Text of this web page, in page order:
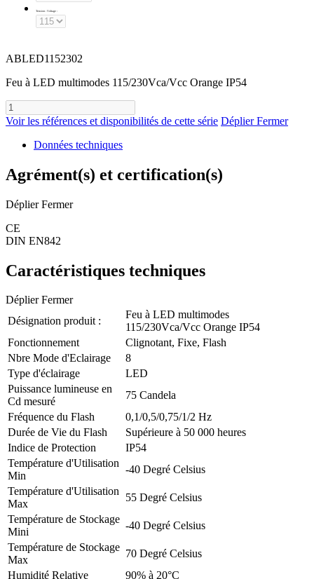
Tension - Voltage :
ABLED1152302
Feu à LED multimodes 115/230Vca/Vcc Orange IP54
Voir les références et disponibilités de cette série Déplier Fermer
Données techniques
Agrément(s) et certification(s)
Déplier Fermer
CE
DIN EN842
Caractéristiques techniques
Déplier Fermer
Désignation produit :
Feu à LED multimodes
115/230Vca/Vcc Orange IP54
Fonctionnement
Clignotant, Fixe, Flash
Nbre Mode d'Eclairage
8
Type d'éclairage
LED
Puissance lumineuse en
Cd mesuré
75 Candela
Fréquence du Flash
0,1/0,5/0,75/1/2 Hz
Durée de Vie du Flash
Supérieure à 50 000 heures
Indice de Protection
IP54
Température d'Utilisation
Min
-40 Degré Celsius
Température d'Utilisation
Max
55 Degré Celsius
Température de Stockage
Mini
-40 Degré Celsius
Température de Stockage
Max
70 Degré Celsius
Humidité Relative
90% à 20°C